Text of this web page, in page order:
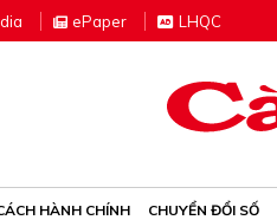
ePaper LHQC
HÀNH CHÍNH CHUYỂN ĐỔI SỐ